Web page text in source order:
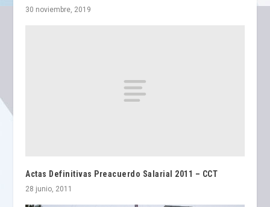
30 noviembre, 2019
Actas Definitivas Preacuerdo Salarial 2011 – CCT
28 junio, 2011